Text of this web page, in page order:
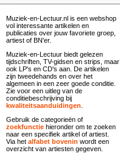
Muziek-en-Lectuur.nl is een webshop
vol interessante artikelen en
publicaties over jouw favoriete groep,
artiest of BN'er.
Muziek-en-Lectuur biedt gelezen
tijdschriften, TV-gidsen en strips, maar
ook LP's en CD's aan. De artikelen
zijn tweedehands en over het
algemeen in een zeer goede conditie.
Zie voor een uitleg van de
conditiebeschrijving bij
kwaliteitsaanduidingen
Gebruik de categorieën of
zoekfunctie hieronder om te zoeken
naar een specifiek artikel of artiest.
Via het alfabet bovenin wordt een
overzicht van artiesten gegeven.